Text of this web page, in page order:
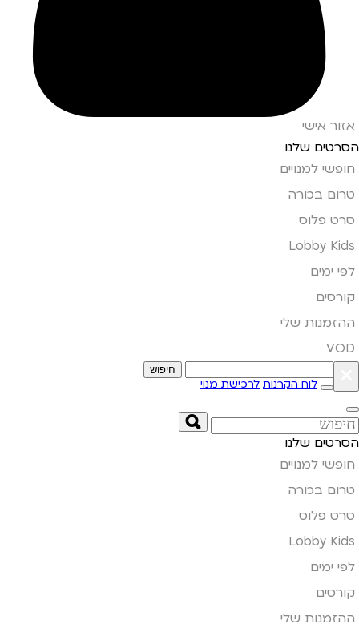
אזור אישי
הסרטים שלנו
חופשי למנויים
טרום בכורה
סרט פלוס
Lobby Kids
לפי ימים
קורסים
ההזמנות שלי
VOD
חיפוש
לוח הקרנות לרכישת מנוי
הסרטים שלנו
חופשי למנויים
טרום בכורה
סרט פלוס
Lobby Kids
לפי ימים
קורסים
ההזמנות שלי